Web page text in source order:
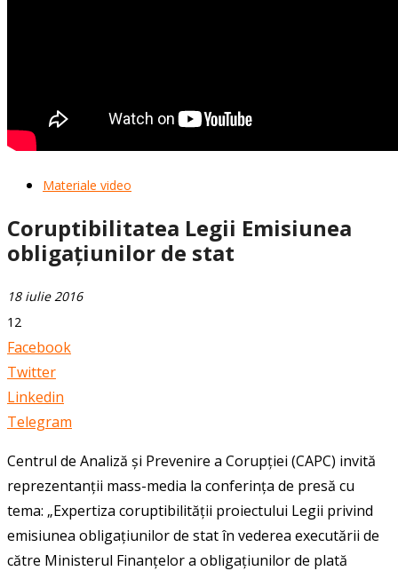
Materiale video
Coruptibilitatea Legii Emisiunea
obligațiunilor de stat
18 iulie 2016
12
Facebook
Twitter
Linkedin
Telegram
Centrul de Analiză şi Prevenire a Corupţiei (CAPC) invită
reprezentanţii mass-media la conferinţa de presă cu
tema: „Expertiza coruptibilităţii proiectului Legii privind
emisiunea obligațiunilor de stat în vederea executării de
către Ministerul Finanțelor a obligațiunilor de plată